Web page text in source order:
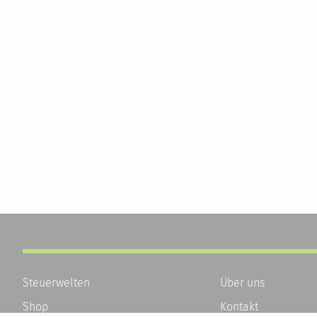
Steuerwelten
Shop
Über uns
Kontakt